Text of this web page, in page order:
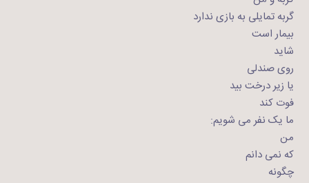
گربه تمایلی به بازی ندارد
بیمار است
شاید
روی صندلی
یا زیر درخت بید
فوت کند
ما یک نفر می شویم:
من
که نمی دانم
چگونه